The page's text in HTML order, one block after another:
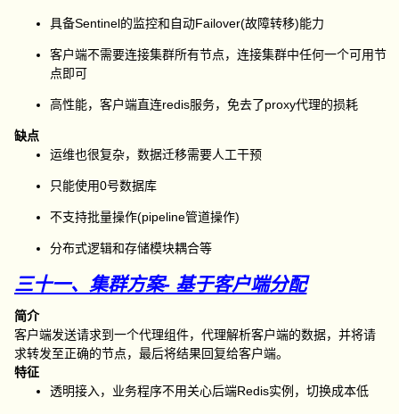
具备Sentinel的监控和自动Failover(故障转移)能力
客户端不需要连接集群所有节点，连接集群中任何一个可用节
点即可
高性能，客户端直连redis服务，免去了proxy代理的损耗
缺点
运维也很复杂，数据迁移需要人工干预
只能使用0号数据库
不支持批量操作(pipeline管道操作)
分布式逻辑和存储模块耦合等
三十一、集群方案- 基于客户端分配
简介
客户端发送请求到一个代理组件，代理解析客户端的数据，并将请
求转发至正确的节点，最后将结果回复给客户端。
特征
透明接入，业务程序不用关心后端Redis实例，切换成本低